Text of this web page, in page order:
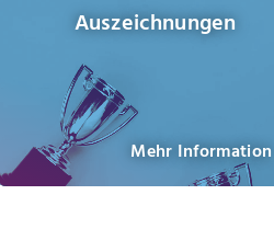
Auszeichnungen
Mehr Information